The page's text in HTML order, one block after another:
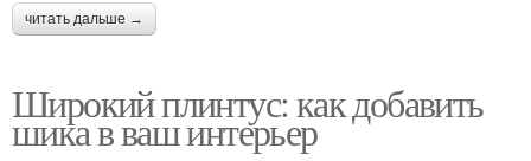
читать дальше →
Широкий плинтус: как добавить
шика в ваш интерьер